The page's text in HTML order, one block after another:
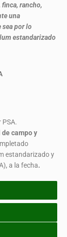
rancho,
una
por lo
estandarizado
FDA
campo y
estandarizado y
a la fecha.